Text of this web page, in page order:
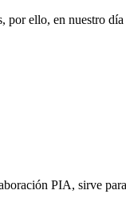
ello, en nuestro
PIA, sirve